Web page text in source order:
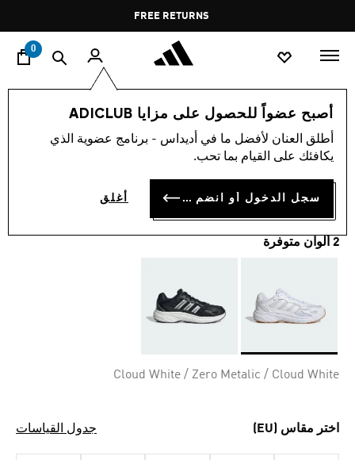
Pause
promotion
rotation
FREE RETURNS
0
أصبح عضواً للحصول على مزايا ADICLUB
أطلق العنان لأفضل ما في أديداس - برنامج عضوية الذي
يكافئك على القيام بما تحب.
سجل الدخول أو انضم الآن أغلق
النساء
حذاء ECLYPTIX 2000
OMR 34.50
2 ألوان متوفرة
Cloud White / Zero Metalic / Cloud White
اختر مقاس (EU) جدول القياسات